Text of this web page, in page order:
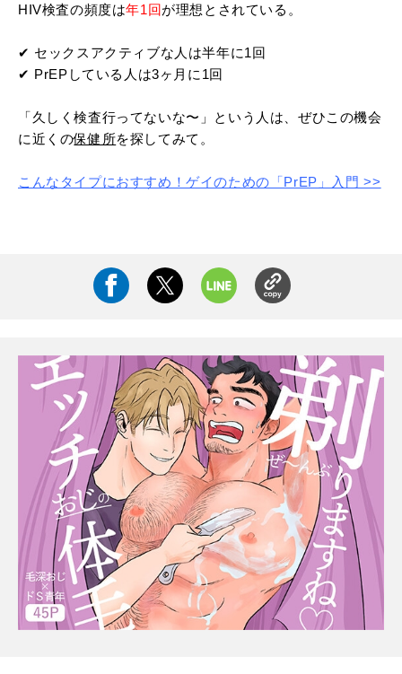
HIV検査の頻度は年1回が理想とされている。
✔︎ セックスアクティブな人は半年に1回
✔︎ PrEPしている人は3ヶ月に1回
「久しく検査行ってないな〜」という人は、ぜひこの機会
に近くの保健所を探してみて。
こんなタイプにおすすめ！ゲイのための「PrEP」入門 >>